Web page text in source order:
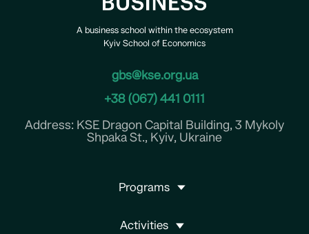
A business school within the ecosystem
Kyiv School of Economics
gbs@kse.org.ua
+38 (067) 441 0111
Address: KSE Dragon Capital Building, 3 Mykoly
Shpaka St., Kyiv, Ukraine
Programs
Activities